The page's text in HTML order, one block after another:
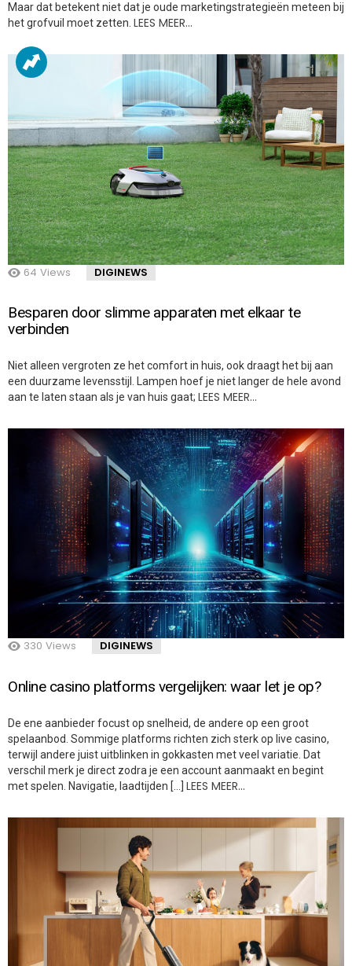
Maar dat betekent niet dat je oude marketingstrategieën meteen bij
het grofvuil moet zetten. LEES MEER…
64 Views DIGINEWS
Besparen door slimme apparaten met elkaar te
verbinden
Niet alleen vergroten ze het comfort in huis, ook draagt het bij aan
een duurzame levensstijl. Lampen hoef je niet langer de hele avond
aan te laten staan als je van huis gaat; LEES MEER…
330 Views DIGINEWS
Online casino platforms vergelijken: waar let je op?
De ene aanbieder focust op snelheid, de andere op een groot
spelaanbod. Sommige platforms richten zich sterk op live casino,
terwijl andere juist uitblinken in gokkasten met veel variatie. Dat
verschil merk je direct zodra je een account aanmaakt en begint
met spelen. Navigatie, laadtijden […] LEES MEER…